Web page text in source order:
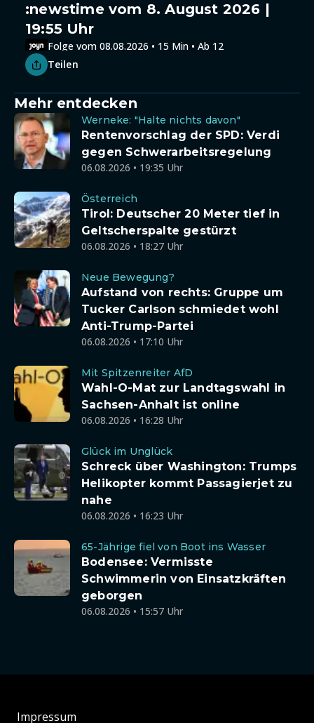
:newstime vom 8. August 2026 |
19:55 Uhr
Folge vom 08.08.2026 • 15 Min • Ab 12
Teilen
Mehr entdecken
Werneke: "Halte nichts davon"
Rentenvorschlag der SPD: Verdi
gegen Schwerarbeitsregelung
06.08.2026 • 19:35 Uhr
Österreich
Tirol: Deutscher 20 Meter tief in
Geltscherspalte gestürzt
06.08.2026 • 18:27 Uhr
Neue Bewegung?
Aufstand von rechts: Gruppe um
Tucker Carlson schmiedet wohl
Anti-Trump-Partei
06.08.2026 • 17:10 Uhr
Mit Spitzenreiter AfD
Wahl-O-Mat zur Landtagswahl in
Sachsen-Anhalt ist online
06.08.2026 • 16:28 Uhr
Glück im Unglück
Schreck über Washington: Trumps
Helikopter kommt Passagierjet zu
nahe
06.08.2026 • 16:23 Uhr
65-Jährige fiel von Boot ins Wasser
Bodensee: Vermisste
Schwimmerin von Einsatzkräften
geborgen
06.08.2026 • 15:57 Uhr
Impressum